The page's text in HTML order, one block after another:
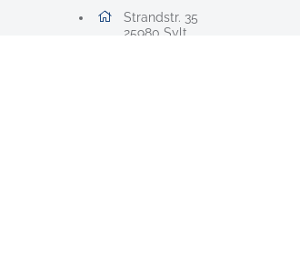
Adresse:
Strandstr. 35
25980 , 2 5 9 8 0
Sylt